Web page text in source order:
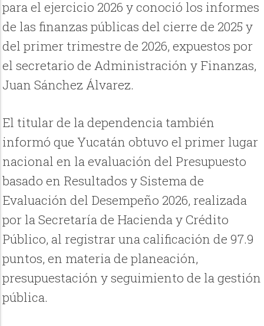
para el ejercicio 2026 y conoció los informes
de las finanzas públicas del cierre de 2025 y
del primer trimestre de 2026, expuestos por
el secretario de Administración y Finanzas,
Juan Sánchez Álvarez.
El titular de la dependencia también
informó que Yucatán obtuvo el primer lugar
nacional en la evaluación del Presupuesto
basado en Resultados y Sistema de
Evaluación del Desempeño 2026, realizada
por la Secretaría de Hacienda y Crédito
Público, al registrar una calificación de 97.9
puntos, en materia de planeación,
presupuestación y seguimiento de la gestión
pública.